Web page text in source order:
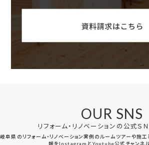
OUR SNS
リフォーム・リノベーションの公式Ｓ
岐阜県のリフォーム・リノベーション実例のルームツアーや施
報をInstagramとYoutube公式チャンネル